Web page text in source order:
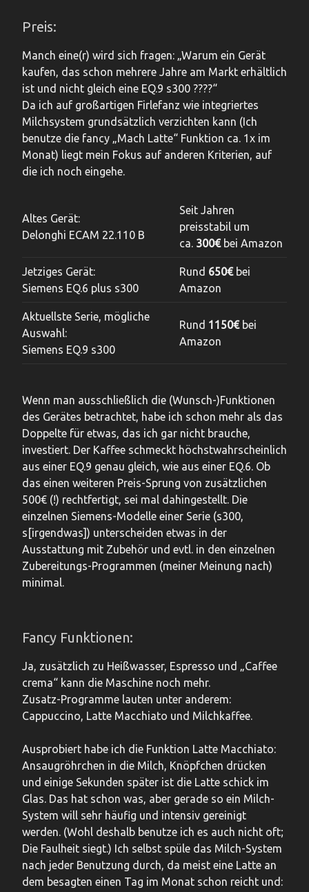
Preis:
Manch eine(r) wird sich fragen: „Warum ein Gerät
kaufen, das schon mehrere Jahre am Markt erhältlich
ist und nicht gleich eine EQ.9 s300 ????“
Da ich auf großartigen Firlefanz wie integriertes
Milchsystem grundsätzlich verzichten kann (Ich
benutze die fancy „Mach Latte“ Funktion ca. 1x im
Monat) liegt mein Fokus auf anderen Kriterien, auf
die ich noch eingehe.
Altes Gerät:
Delonghi ECAM 22.110 B
Seit Jahren
preisstabil um
ca. 300€bei Amazon
Jetziges Gerät:
Siemens EQ.6 plus s300
Rund 650€bei
Amazon
Aktuellste Serie, mögliche
Auswahl:
Siemens EQ.9 s300
Rund 1150€bei
Amazon
Wenn man ausschließlich die (Wunsch-)Funktionen
des Gerätes betrachtet, habe ich schon mehr als das
Doppelte für etwas, das ich gar nicht brauche,
investiert. Der Kaffee schmeckt höchstwahrscheinlich
aus einer EQ.9 genau gleich, wie aus einer EQ.6. Ob
das einen weiteren Preis-Sprung von zusätzlichen
500€ (!) rechtfertigt, sei mal dahingestellt. Die
einzelnen Siemens-Modelle einer Serie (s300,
s[irgendwas]) unterscheiden etwas in der
Ausstattung mit Zubehör und evtl. in den einzelnen
Zubereitungs-Programmen (meiner Meinung nach)
minimal.
Fancy Funktionen:
Ja, zusätzlich zu Heißwasser, Espresso und „Caffee
crema“ kann die Maschine noch mehr.
Zusatz-Programme lauten unter anderem:
Cappuccino, Latte Macchiato und Milchkaffee.
Ausprobiert habe ich die Funktion Latte Macchiato:
Ansaugröhrchen in die Milch, Knöpfchen drücken
und einige Sekunden später ist die Latte schick im
Glas. Das hat schon was, aber gerade so ein Milch-
System will sehr häufig und intensiv gereinigt
werden. (Wohl deshalb benutze ich es auch nicht oft;
Die Faulheit siegt.) Ich selbst spüle das Milch-System
nach jeder Benutzung durch, da meist eine Latte an
dem besagten einen Tag im Monat schon reicht und: